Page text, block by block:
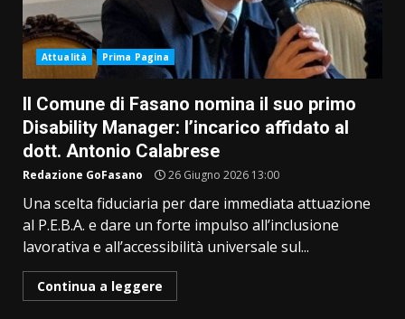
Attualità Prima Pagina
Il Comune di Fasano nomina il suo primo
Disability Manager: l’incarico affidato al
dott. Antonio Calabrese
Redazione GoFasano 26 Giugno 2026 13:00
Una scelta fiduciaria per dare immediata attuazione
al P.E.B.A. e dare un forte impulso all’inclusione
lavorativa e all’accessibilità universale sul...
Continua a leggere